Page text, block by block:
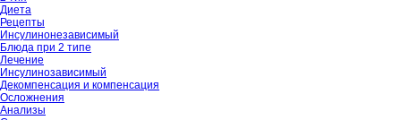
Диета
Рецепты
Инсулинонезависимый
Блюда при 2 типе
Лечение
Инсулинозависимый
Декомпенсация и компенсация
Осложнения
Анализы